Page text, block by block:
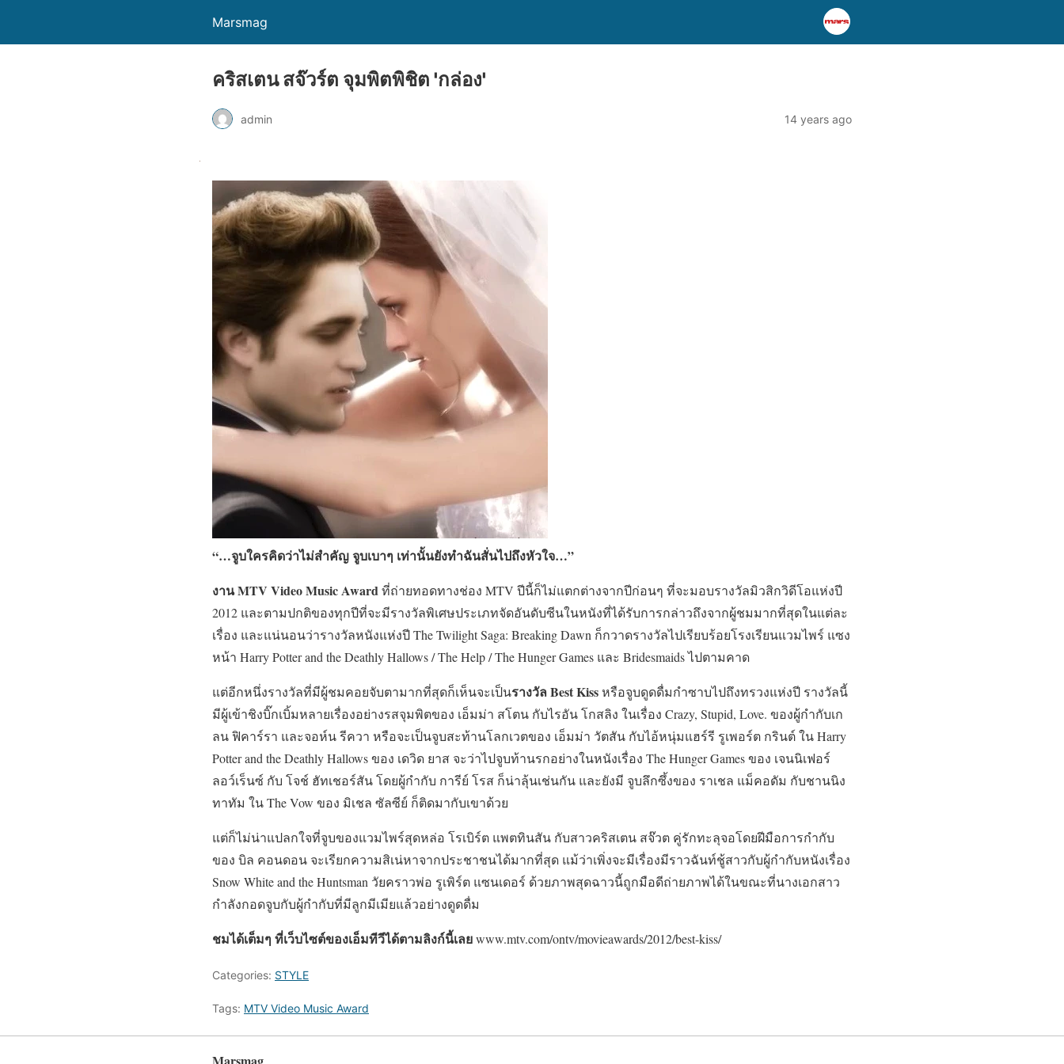
Marsmag
คริสเตน สจ๊วร์ต จุมพิตพิชิต 'กล่อง'
admin 14 years ago
“…จูบใครคิดว่าไม่สำคัญ จูบเบาๆ เท่านั้นยังทำฉันสั่นไปถึงหัวใจ…”
งานMTV Video Music Awardที่ถ่ายทอดทางช่อง MTV ปีนี้ก็ไม่แตกต่างจากปีก่อนๆ ที่จะมอบรางวัลมิวสิกวิดีโอแห่งปี
2012 และตามปกติของทุกปีที่จะมีรางวัลพิเศษประเภทจัดอันดับซีนในหนังที่ได้รับการกล่าวถึงจากผู้ชมมากที่สุดในแต่ละ
เรื่อง และแน่นอนว่ารางวัลหนังแห่งปี The Twilight Saga: Breaking Dawn ก็กวาดรางวัลไปเรียบร้อยโรงเรียนแวมไพร์ แซง
หน้า Harry Potter and the Deathly Hallows / The Help / The Hunger Games และ Bridesmaids ไปตามคาด
แต่อีกหนึ่งรางวัลที่มีผู้ชมคอยจับตามากที่สุดก็เห็นจะเป็นรางวัล Best Kissหรือจูบดูดดื่มกำซาบไปถึงทรวงแห่งปี รางวัลนี้
มีผู้เข้าชิงบิ๊กเบิ้มหลายเรื่องอย่างรสจุมพิตของ เอ็มม่า สโตน กับไรอัน โกสลิง ในเรื่อง Crazy, Stupid, Love. ของผู้กำกับเก
ลน ฟิคาร์รา และจอห์น รีควา หรือจะเป็นจูบสะท้านโลกเวตของ เอ็มม่า วัตสัน กับไอ้หนุ่มแฮร์รี รูเพอร์ต กรินต์ ใน Harry
Potter and the Deathly Hallows ของ เดวิด ยาส จะว่าไปจูบท้านรกอย่างในหนังเรื่อง The Hunger Games ของ เจนนิเฟอร์
ลอว์เร็นซ์ กับ โจช์ ฮัทเชอร์สัน โดยผู้กำกับ การีย์ โรส ก็น่าลุ้นเช่นกัน และยังมี จูบลึกซึ้งของ ราเชล แม็คอดัม กับชานนิง
ทาทัม ใน The Vow ของ มิเชล ซัลซีย์ ก็ติดมากับเขาด้วย
แต่ก็ไม่น่าแปลกใจที่จูบของแวมไพร์สุดหล่อ โรเบิร์ต แพตทินสัน กับสาวคริสเตน สจ๊วต คู่รักทะลุจอโดยฝีมือการกำกับ
ของ บิล คอนดอน จะเรียกความสิเน่หาจากประชาชนได้มากที่สุด แม้ว่าเพิ่งจะมีเรื่องมีราวฉันท์ชู้สาวกับผู้กำกับหนังเรื่อง
Snow White and the Huntsman วัยคราวพ่อ รูเพิร์ต แซนเดอร์ ด้วยภาพสุดฉาวนี้ถูกมือดีถ่ายภาพได้ในขณะที่นางเอกสาว
กำลังกอดจูบกับผู้กำกับที่มีลูกมีเมียแล้วอย่างดูดดื่ม
ชมได้เต็มๆ ที่เว็บไซต์ของเอ็มทีวีได้ตามลิงก์นี้เลยwww.mtv.com/ontv/movieawards/2012/best-kiss/
Categories: STYLE
Tags: MTV Video Music Award